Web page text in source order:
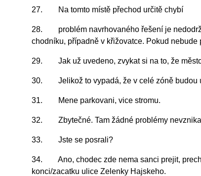
27. Na tomto místě přechod určitě chybí
28. problém navrhovaného řešení je
chodníku, případně v křižovatce. Pokud
29. Jak už uvedeno, zvykat si na to, že město
30. Jelikož to vypadá, že v celé zóně budou
31. Mene parkovani, vice stromu.
32. Zbytečné. Tam žádné problémy
33. Jste se posrali?
34. Ano, chodec zde nema sanci prejit,
konci/zacatku ulice Zelenky Hajskeho.